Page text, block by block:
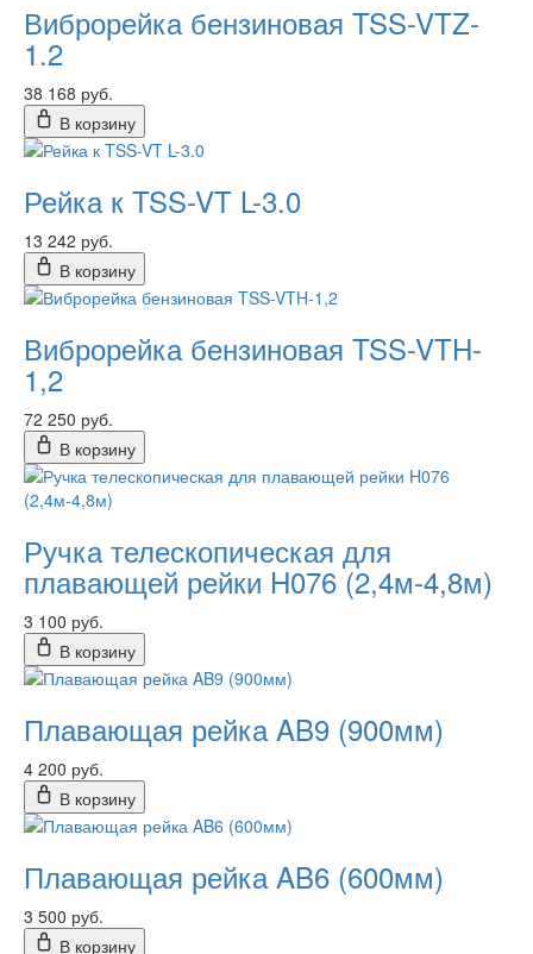
Виброрейка бензиновая TSS-VTZ-
1.2
38 168 руб.
В корзину
Рейка к TSS-VT L-3.0
13 242 руб.
В корзину
Виброрейка бензиновая TSS-VTH-
1,2
72 250 руб.
В корзину
Ручка телескопическая для
плавающей рейки H076 (2,4м-4,8м)
3 100 руб.
В корзину
Плавающая рейка AB9 (900мм)
4 200 руб.
В корзину
Плавающая рейка AB6 (600мм)
3 500 руб.
В корзину